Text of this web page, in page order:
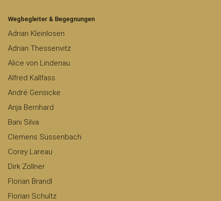
Wegbegleiter & Begegnungen
Adrian Kleinlosen
Adrian Thessenvitz
Alice von Lindenau
Alfred Kallfass
André Gensicke
Anja Bernhard
Bani Silva
Clemens Süssenbach
Corey Lareau
Dirk Zöllner
Florian Brandl
Florian Schultz